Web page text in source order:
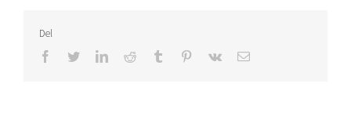
Del
Facebook
TwitterLinkedInReddit Tumblr Pinterest
Vk Email